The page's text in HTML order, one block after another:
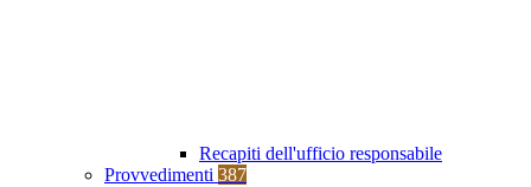
Recapiti dell'ufficio responsabile
Provvedimenti 387